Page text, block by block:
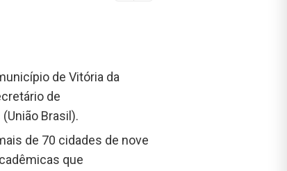
de Vitória da
de
Brasil).
de 70 cidades de nove
que